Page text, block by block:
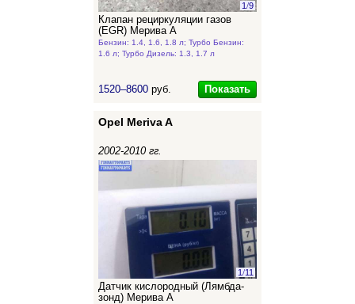
1/9
Клапан рециркуляции газов
(EGR) Мерива А
Бензин: 1.4, 1.6, 1.8 л; Турбо Бензин:
1.6 л; Турбо Дизель: 1.3, 1.7 л
1520–8600 руб. Показать
Opel Meriva A
2002-2010 гг.
1/11
Датчик кислородный (Лямбда-
зонд) Мерива А